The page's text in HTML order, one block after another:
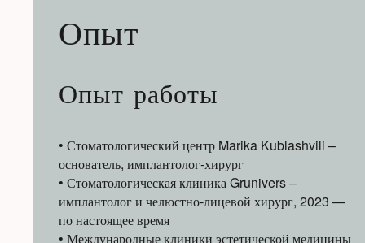
Опыт
Опыт работы
• Стоматологический центр Marika Kublashvili –
основатель, имплантолог-хирург
• Стоматологическая клиника Grunivers –
имплантолог и челюстно-лицевой хирург, 2023 —
по настоящее время
• Международные клиники эстетической медицины